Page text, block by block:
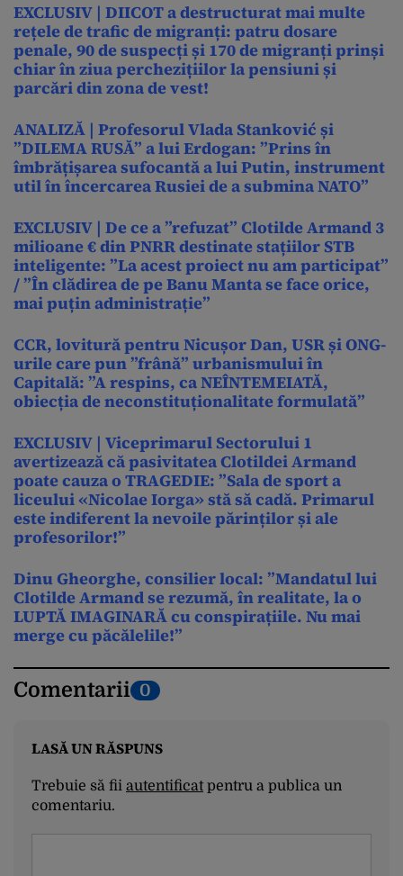
EXCLUSIV | DIICOT a destructurat mai multe
rețele de trafic de migranți: patru dosare
penale, 90 de suspecți și 170 de migranți prinși
chiar în ziua perchezițiilor la pensiuni și
parcări din zona de vest!
ANALIZĂ | Profesorul Vlada Stanković și
”DILEMA RUSĂ” a lui Erdogan: ”Prins în
îmbrățișarea sufocantă a lui Putin, instrument
util în încercarea Rusiei de a submina NATO”
EXCLUSIV | De ce a ”refuzat” Clotilde Armand 3
milioane € din PNRR destinate stațiilor STB
inteligente: ”La acest proiect nu am participat”
/ ”În clădirea de pe Banu Manta se face orice,
mai puțin administrație”
CCR, lovitură pentru Nicușor Dan, USR și ONG-
urile care pun ”frână” urbanismului în
Capitală: ”A respins, ca NEÎNTEMEIATĂ,
obiecția de neconstituționalitate formulată”
EXCLUSIV | Viceprimarul Sectorului 1
avertizează că pasivitatea Clotildei Armand
poate cauza o TRAGEDIE: ”Sala de sport a
liceului «Nicolae Iorga» stă să cadă. Primarul
este indiferent la nevoile părinților și ale
profesorilor!”
Dinu Gheorghe, consilier local: ”Mandatul lui
Clotilde Armand se rezumă, în realitate, la o
LUPTĂ IMAGINARĂ cu conspirațiile. Nu mai
merge cu păcălelile!”
Comentarii 0
LASĂ UN RĂSPUNS
Trebuie să fii autentificatpentru a publica un
comentariu.